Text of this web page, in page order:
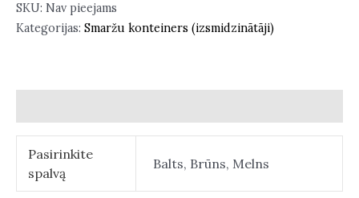
SKU: Nav pieejams
Kategorijas: Smaržu konteiners (izsmidzinātāji)
Pasirinkite
spalvą
Balts, Brūns, Melns